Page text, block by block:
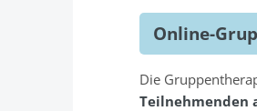
Online-
Die
Teilnehmenden